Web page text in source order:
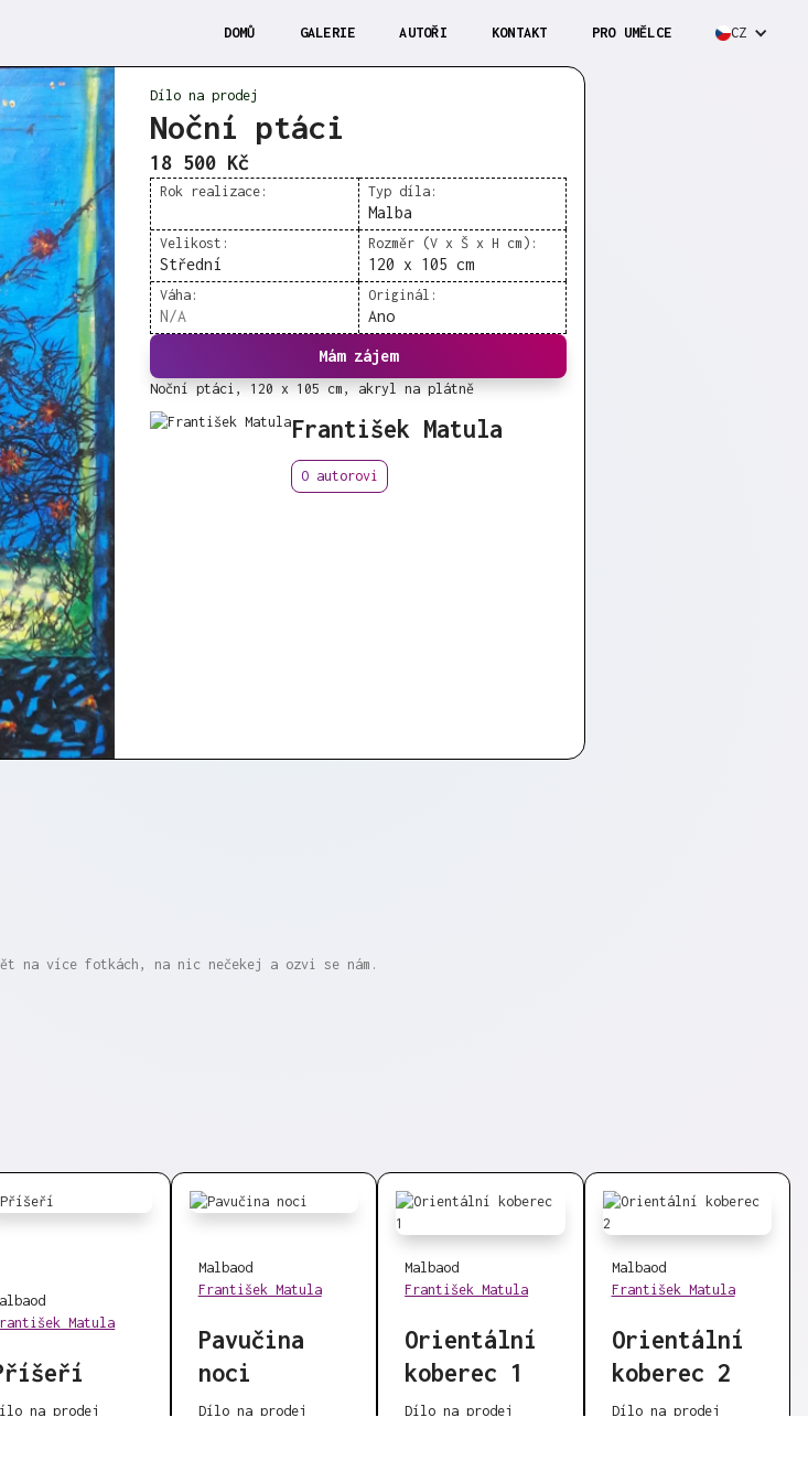
DOMŮ GALERIE AUTOŘI KONTAKT PRO UMĚLCE CZ
Dílo na prodej
Noční ptáci
18 500 Kč
Rok realizace: Typ díla:
Malba
Velikost:
Střední
Rozměr (V x Š x H cm):
120 x 105 cm
Váha:
N/A
Originál:
Ano
Mám zájem
Noční ptáci, 120 x 105 cm, akryl na plátně
František Matula
O autorovi
na více fotkách, na nic nečekej a ozvi se nám.
od
Matula
na prodej
Malbaod
František Matula
Pavučina
noci
Dílo na prodej
Malbaod
František Matula
Orientální
koberec 1
Dílo na prodej
Malbaod
František Matula
Orientální
koberec 2
Dílo na prodej